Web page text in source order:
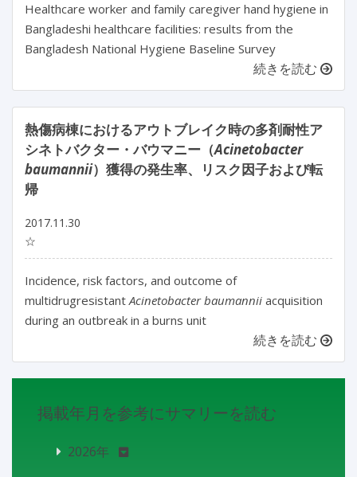
Healthcare worker and family caregiver hand hygiene in
Bangladeshi healthcare facilities: results from the
Bangladesh National Hygiene Baseline Survey
続きを読む
熱傷病棟におけるアウトブレイク時の多剤耐性ア
シネトバクター・バウマニー（Acinetobacter
baumannii）獲得の発生率、リスク因子および転
帰
2017.11.30
☆
Incidence, risk factors, and outcome of
multidrugresistantAcinetobacter baumannii acquisition
during an outbreak in a burns unit
続きを読む
掲載年月を参考にサマリーを読む
2026年